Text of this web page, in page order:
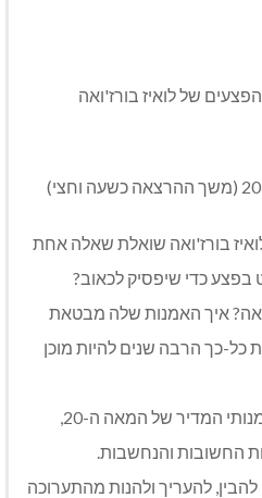
של לואיז בורז'ואה
בורז'ואה שואלת שאלה אחת
כדי שיפסיק לכאוב?
איך האמנות שלה מבטאת
כל-כך הרבה שנים להיות מוכן
הרצאה על נשיות, על השיח האמנותי המדיר של המאה ה-20,
החשובות והנחשבות.
להעריך ולהנות מהתערוכה